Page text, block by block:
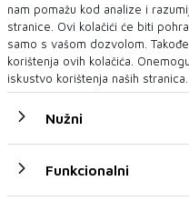
U novom
Vijesti iz svijeta
nam pomažu kod analize i
stranice. Ovi kolačići će biti
samo s vašom dozvolom.
korištenja ovih kolačića.
iskustvo korištenja naših stranica.
Nužni
Funkcionalni